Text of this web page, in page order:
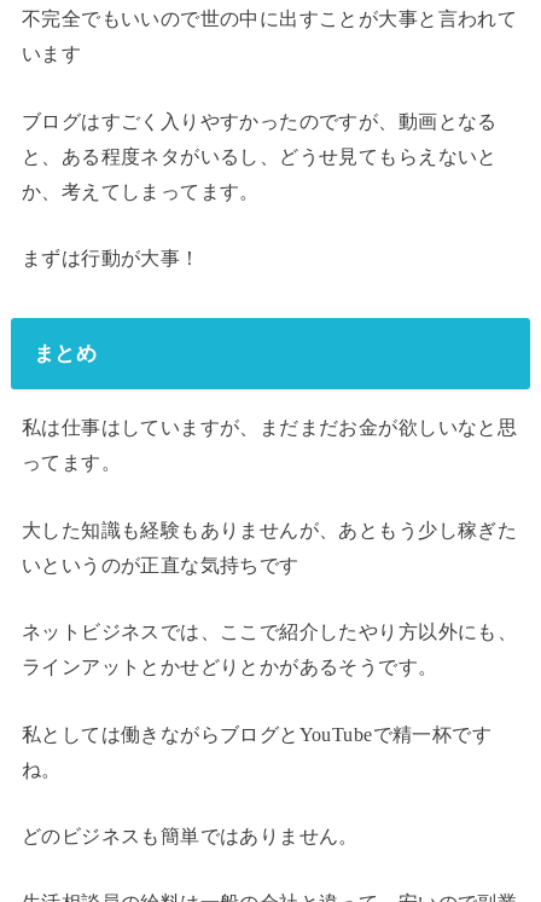
不完全でもいいので世の中に出すことが大事と言われて
います
ブログはすごく入りやすかったのですが、動画となる
と、ある程度ネタがいるし、どうせ見てもらえないと
か、考えてしまってます。
まずは行動が大事！
まとめ
私は仕事はしていますが、まだまだお金が欲しいなと思
ってます。
大した知識も経験もありませんが、あともう少し稼ぎた
いというのが正直な気持ちです
ネットビジネスでは、ここで紹介したやり方以外にも、
ラインアットとかせどりとかがあるそうです。
私としては働きながらブログとYouTubeで精一杯です
ね。
どのビジネスも簡単ではありません。